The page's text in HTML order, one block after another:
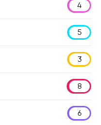
4
5
3
8
6